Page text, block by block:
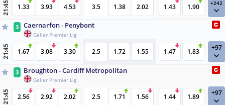
21:45 1.33 3.93 4.53 3.5 1.38 2.02 1.43 1.90 +242
3 Caernarfon - Penybont
Galler Premier Lig
21:45 1.67 3.08 3.30 2.5 1.72 1.55 1.47 1.83 +97
3 Broughton - Cardiff Metropolitan
Galler Premier Lig
21:45 2.56 2.92 2.02 2.5 1.71 1.56 1.44 1.89 +97